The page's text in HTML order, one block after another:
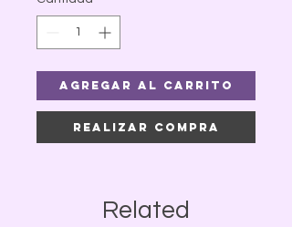
Agregar al carrito
Realizar compra
Related